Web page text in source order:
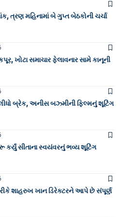
ત્રણ મહિનામાં બે ગુપ્ત બેઠકોની ચર્ચા
ખોટા સમાચાર ફેલાવનાર સામે કાનૂની
બ્રેક, અનીસ બઝ્મીની ફિલ્મનું શૂટિંગ
કર્યું સીતાના સ્વયંવરનું ભવ્ય શૂટિંગ
શાહરુખ ખાન ડિરેક્ટરને આપે છે સંપૂર્ણ